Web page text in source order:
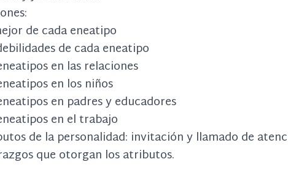
de cada eneatipo
de cada eneatipo
en las relaciones
en los niños
en padres y educadores
en el trabajo
de la personalidad: invitación y llamado de
que otorgan los atributos.